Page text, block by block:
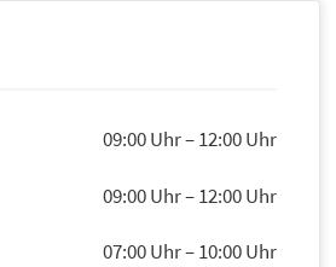
09:00 Uhr–12:00 Uhr
09:00 Uhr–12:00 Uhr
07:00 Uhr–10:00 Uhr